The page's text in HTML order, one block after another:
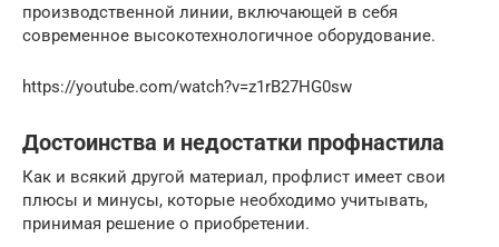
производственной линии, включающей в себя
современное высокотехнологичное оборудование.
https://youtube.com/watch?v=z1rB27HG0sw
Достоинства и недостатки профнастила
Как и всякий другой материал, профлист имеет свои
плюсы и минусы, которые необходимо учитывать,
принимая решение о приобретении.